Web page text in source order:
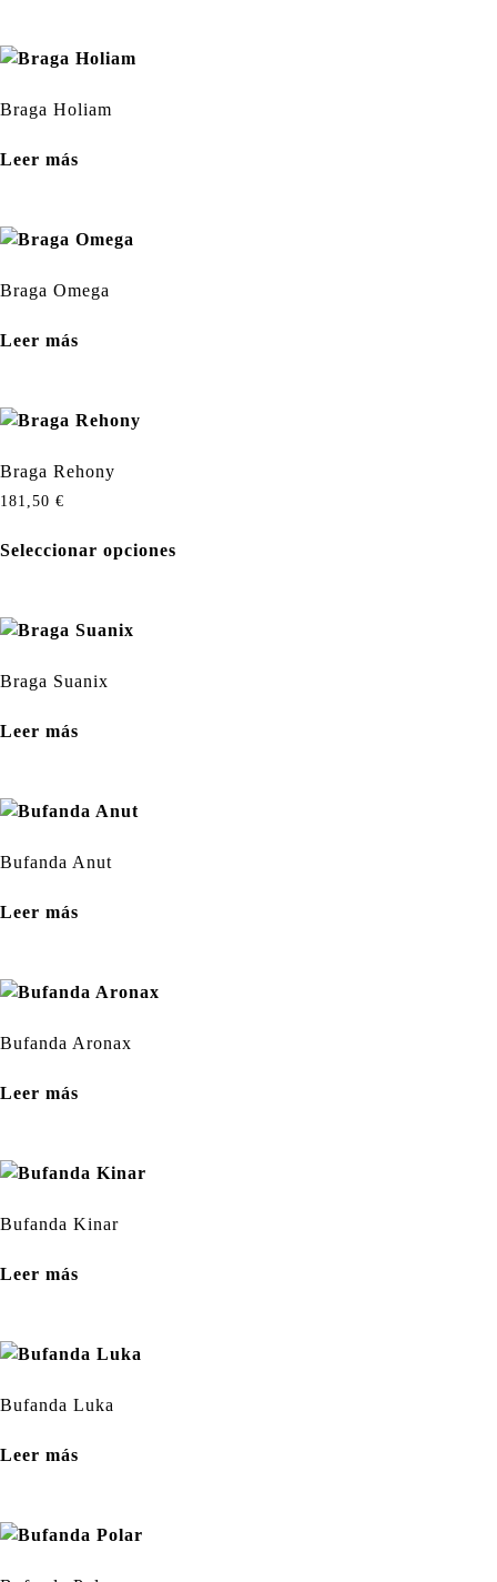
Braga Holiam
Leer más
Braga Omega
Leer más
Braga Rehony
181,50 €
Seleccionar opciones
Braga Suanix
Leer más
Bufanda Anut
Leer más
Bufanda Aronax
Leer más
Bufanda Kinar
Leer más
Bufanda Luka
Leer más